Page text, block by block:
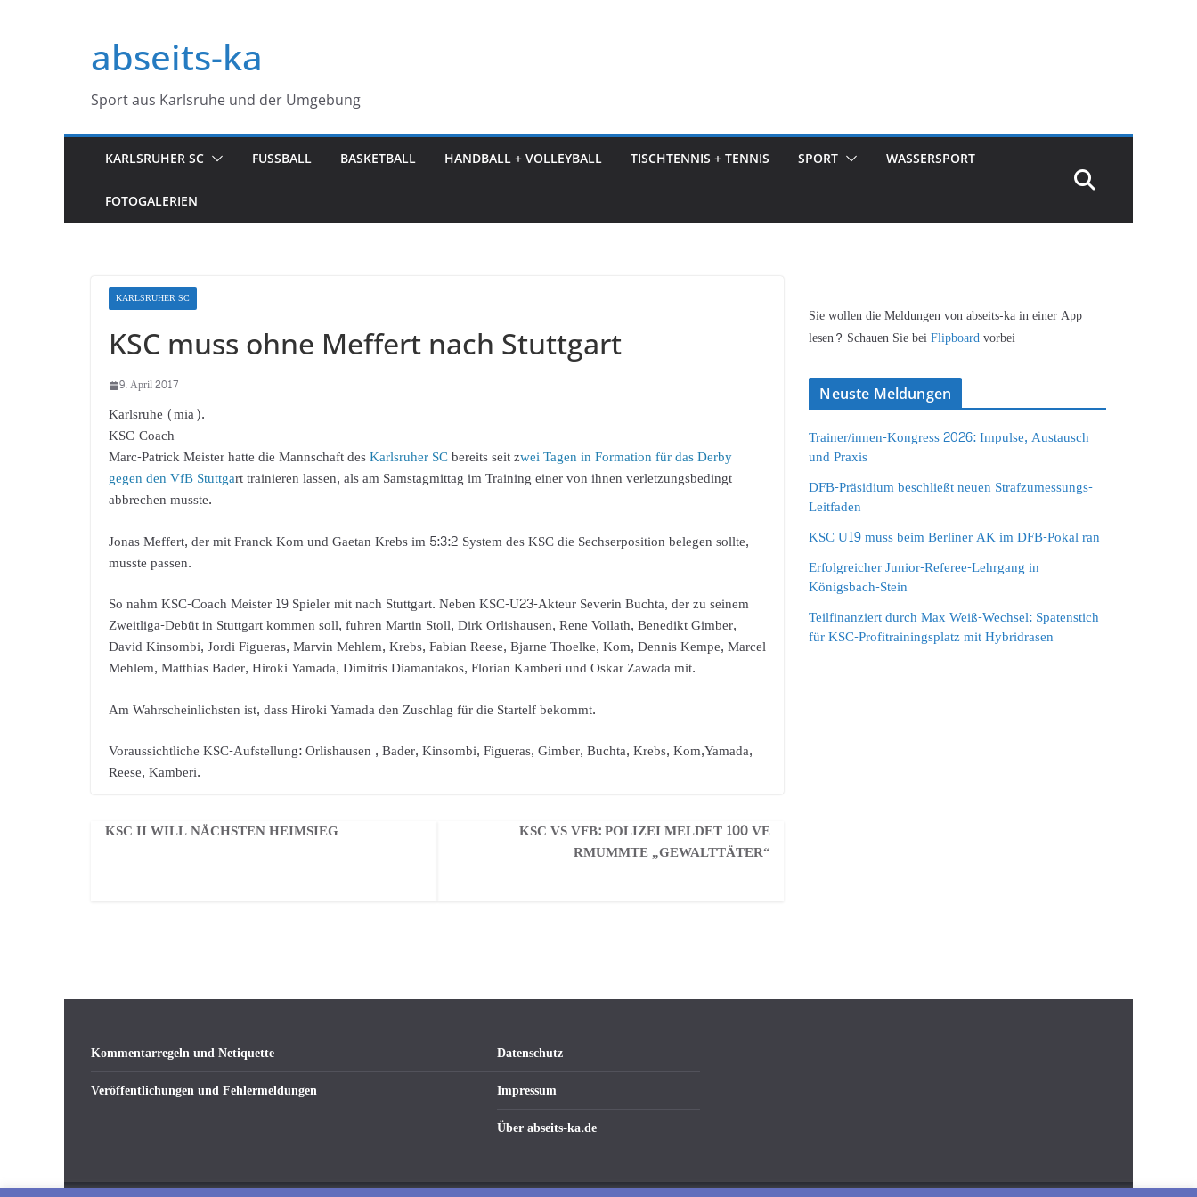
springenabseits-ka
Sport aus Karlsruhe und der Umgebung
KARLSRUHER SC FUSSBALL BASKETBALL HANDBALL + VOLLEYBALL TISCHTENNIS + TENNIS SPORT WASSERSPORT
FOTOGALERIEN
KARLSRUHER SC
KSC muss ohne Meffert nach Stuttgart
9. April 2017
Karlsruhe (mia).
KSC-Coach
Marc-Patrick Meister hatte die Mannschaft desKarlsruher SCbereits seit zwei Tagen in Formation für das Derby
gegen den VfB Stuttgart trainieren lassen, als am Samstagmittag im Training einer von ihnen verletzungsbedingt
abbrechen musste.
Jonas Meffert, der mit Franck Kom und Gaetan Krebs im 5:3:2-System des KSC die Sechserposition belegen sollte,
musste passen.
So nahm KSC-Coach Meister 19 Spieler mit nach Stuttgart. Neben KSC-U23-Akteur Severin Buchta, der zu seinem
Zweitliga-Debüt in Stuttgart kommen soll, fuhren Martin Stoll, Dirk Orlishausen, Rene Vollath, Benedikt Gimber,
David Kinsombi, Jordi Figueras, Marvin Mehlem, Krebs, Fabian Reese, Bjarne Thoelke, Kom, Dennis Kempe, Marcel
Mehlem, Matthias Bader, Hiroki Yamada, Dimitris Diamantakos, Florian Kamberi und Oskar Zawada mit.
Am Wahrscheinlichsten ist, dass Hiroki Yamada den Zuschlag für die Startelf bekommt.
Voraussichtliche KSC-Aufstellung: Orlishausen , Bader, Kinsombi, Figueras, Gimber, Buchta, Krebs, Kom,Yamada,
Reese, Kamberi.
KSC II WILL NÄCHSTEN HEIMSIEG
KSC VS VFB: POLIZEI MELDET 100 VE
RMUMMTE „GEWALTTÄTER“
Sie wollen die Meldungen von abseits-ka in einer App
lesen? Schauen Sie beiFlipboardvorbei
Neuste Meldungen
Trainer/innen-Kongress 2026: Impulse, Austausch
und Praxis
DFB-Präsidium beschließt neuen Strafzumessungs-
Leitfaden
KSC U19 muss beim Berliner AK im DFB-Pokal ran
Erfolgreicher Junior-Referee-Lehrgang in
Königsbach-Stein
Teilfinanziert durch Max Weiß-Wechsel: Spatenstich
für KSC-Profitrainingsplatz mit Hybridrasen
Kommentarregeln und Netiquette
Veröffentlichungen und Fehlermeldungen
Datenschutz
Impressum
Über abseits-ka.de